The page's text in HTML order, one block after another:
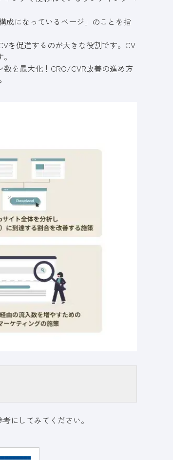
成になっているページ」のことを指
を促進するのが大きな役割です。CV
を最大化！CRO/CVR改善の進め方
にしてみてください。